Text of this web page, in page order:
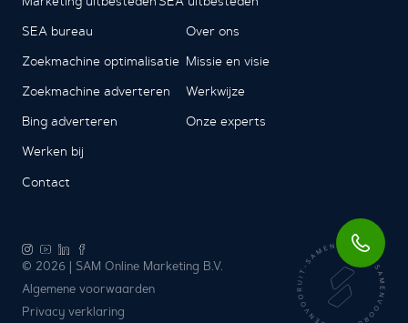
SEA bureau
Zoekmachine optimalisatie
Zoekmachine adverteren
Bing adverteren
Over ons
Missie en visie
Werkwijze
Onze experts
Werken bij
Contact
© 2026 | SAM Online Marketing B.V.
Algemene voorwaarden
Privacy verklaring